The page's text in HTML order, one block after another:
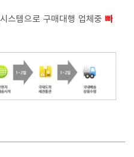
스템으로 구매대행 업체중빠